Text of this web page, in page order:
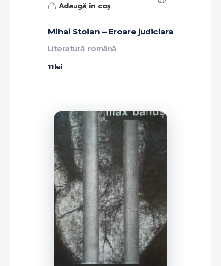
Mihai Stoian – Eroare judiciara
11lei
Literatură română
Adaugă în coș